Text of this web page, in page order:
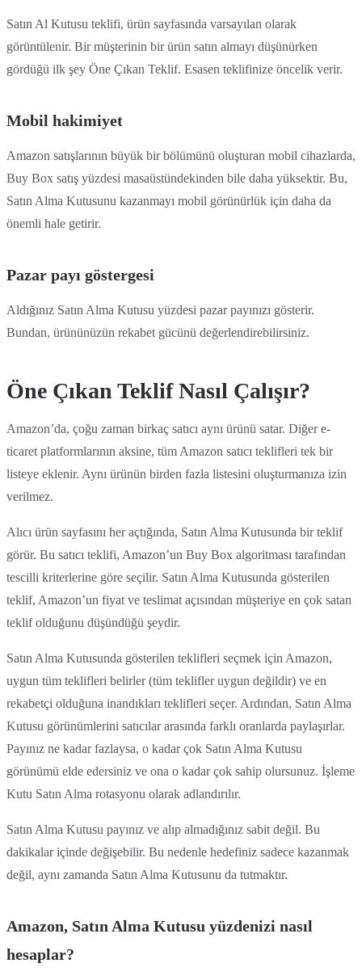
Satın Al Kutusu teklifi, ürün sayfasında varsayılan olarak
görüntülenir. Bir müşterinin bir ürün satın almayı düşünürken
gördüğü ilk şey Öne Çıkan Teklif. Esasen teklifinize öncelik verir.
Mobil hakimiyet
Amazon satışlarının büyük bir bölümünü oluşturan mobil cihazlarda,
Buy Box satış yüzdesi masaüstündekinden bile daha yüksektir. Bu,
Satın Alma Kutusunu kazanmayı mobil görünürlük için daha da
önemli hale getirir.
Pazar payı göstergesi
Aldığınız Satın Alma Kutusu yüzdesi pazar payınızı gösterir.
Bundan, ürününüzün rekabet gücünü değerlendirebilirsiniz.
Öne Çıkan Teklif Nasıl Çalışır?
Amazon’da, çoğu zaman birkaç satıcı aynı ürünü satar. Diğer e-
ticaret platformlarının aksine, tüm Amazon satıcı teklifleri tek bir
listeye eklenir. Aynı ürünün birden fazla listesini oluşturmanıza izin
verilmez.
Alıcı ürün sayfasını her açtığında, Satın Alma Kutusunda bir teklif
görür. Bu satıcı teklifi, Amazon’un Buy Box algoritması tarafından
tescilli kriterlerine göre seçilir. Satın Alma Kutusunda gösterilen
teklif, Amazon’un fiyat ve teslimat açısından müşteriye en çok satan
teklif olduğunu düşündüğü şeydir.
Satın Alma Kutusunda gösterilen teklifleri seçmek için Amazon,
uygun tüm teklifleri belirler (tüm teklifler uygun değildir) ve en
rekabetçi olduğuna inandıkları teklifleri seçer. Ardından, Satın Alma
Kutusu görünümlerini satıcılar arasında farklı oranlarda paylaşırlar.
Payınız ne kadar fazlaysa, o kadar çok Satın Alma Kutusu
görünümü elde edersiniz ve ona o kadar çok sahip olursunuz. İşleme
Kutu Satın Alma rotasyonu olarak adlandırılır.
Satın Alma Kutusu payınız ve alıp almadığınız sabit değil. Bu
dakikalar içinde değişebilir. Bu nedenle hedefiniz sadece kazanmak
değil, aynı zamanda Satın Alma Kutusunu da tutmaktır.
Amazon, Satın Alma Kutusu yüzdenizi nasıl
hesaplar?